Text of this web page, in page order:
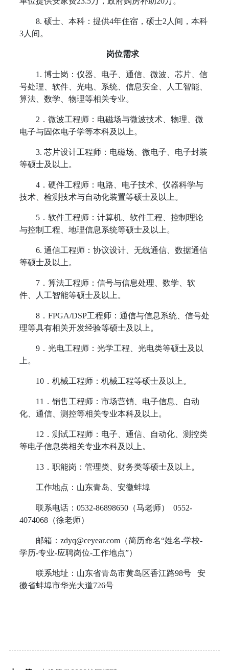
8. 硕士、本科：提供4年住宿，硕士2 人间，本科
3人间。
岗位需求
1. 博士岗：仪器、电子、通信、微波、芯片、信
号处理、软件、光电、系统、信息安全、人工智能、
算法、数学、物理等相关专业。
2 ．微波工程师：电磁场与微波技术、物理、微
电子与固体电子学等本科及以上。
3. 芯片设计工程师：电磁场、微电子、电子封装
等硕士及以上。
4 ．硬件工程师：电路、电子技术、仪器科学与
技术、检测技术与自动化装置等硕士及以上。
5 ．软件工程师：计算机、软件工程、控制理论
与控制工程、地理信息系统等硕士及以上。
6. 通信工程师：协议设计、无线通信、数据通信
等硕士及以上。
7 ．算法工程师：信号与信息处理、数学、软
件、人工智能等硕士及以上。
8 ． FPGA/DSP工程师：通信与信息系统、信号处
理等具有相关开发经验等硕士及以上。
9 ．光电工程师：光学工程、光电类等硕士及以
上。
10 ．机械工程师：机械工程等硕士及以上。
11 ．销售工程师：市场营销、电子信息、自动
化、通信、测控等相关专业本科及以上。
12 ．测试工程师：电子、通信、自动化、测控类
等电子信息类相关专业本科及以上。
13 ．职能岗：管理类、财务类等硕士及以上。
工作地点：山东青岛、安徽蚌埠
联系电话： 0532-86898650 （马老师）
0552-
4074068 （徐老师）
邮箱： zdyq@ceyear.com （简历命名“姓名-学校-
学历-专业-应聘岗位-工作地点”）
联系地址：山东省青岛市黄岛区香江路98号
安
徽省蚌埠市华光大道726号